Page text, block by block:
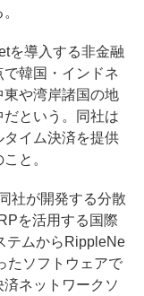
を導入する非金融
韓国・インドネ
や湾岸諸国の地
という。同社は
イム決済を提供
と。
社が開発する分散
を活用する国際
テムからRippleNe
たソフトウェアで
ネットワークソ